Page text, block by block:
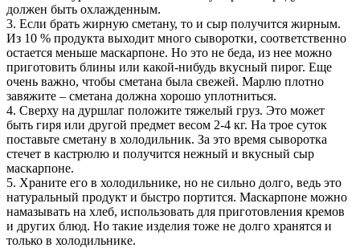
должен быть охлажденным.
3. Если брать жирную сметану, то и сыр получится жирным.
Из 10 % продукта выходит много сыворотки, соответственно
остается меньше маскарпоне. Но это не беда, из нее можно
приготовить блины или какой-нибудь вкусный пирог. Еще
очень важно, чтобы сметана была свежей. Марлю плотно
завяжите – сметана должна хорошо уплотниться.
4. Сверху на дуршлаг положите тяжелый груз. Это может
быть гиря или другой предмет весом 2-4 кг. На трое суток
поставьте сметану в холодильник. За это время сыворотка
стечет в кастрюлю и получится нежный и вкусный сыр
маскарпоне.
5. Храните его в холодильнике, но не сильно долго, ведь это
натуральный продукт и быстро портится. Маскарпоне можно
намазывать на хлеб, использовать для приготовления кремов
и других блюд. Но такие изделия тоже не долго хранятся и
только в холодильнике.